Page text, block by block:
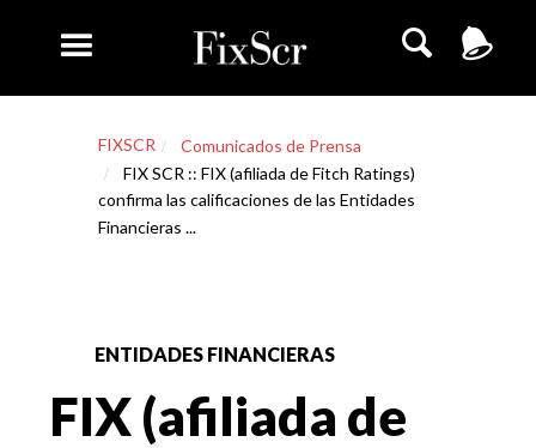
FIXSCR
Comunicados de Prensa
FIX SCR :: FIX (afiliada de Fitch Ratings)
confirma las calificaciones de las Entidades
Financieras ...
ENTIDADES FINANCIERAS
FIX (afiliada de